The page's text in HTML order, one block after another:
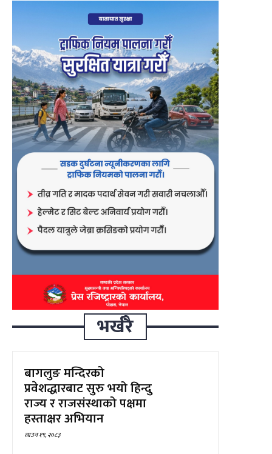
भर्खरै
बागलुङ मन्दिरको
प्रवेशद्धारबाट सुरु भयो हिन्दु
राज्य र राजसंस्थाको पक्षमा
हस्ताक्षर अभियान
साउन १९, २०८३